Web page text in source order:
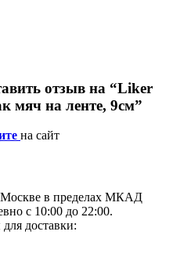
отзыв на “Liker
мяч на ленте, 9см”
на сайт
Москве в пределах МКАД
с 10:00 до 22:00.
доставки: